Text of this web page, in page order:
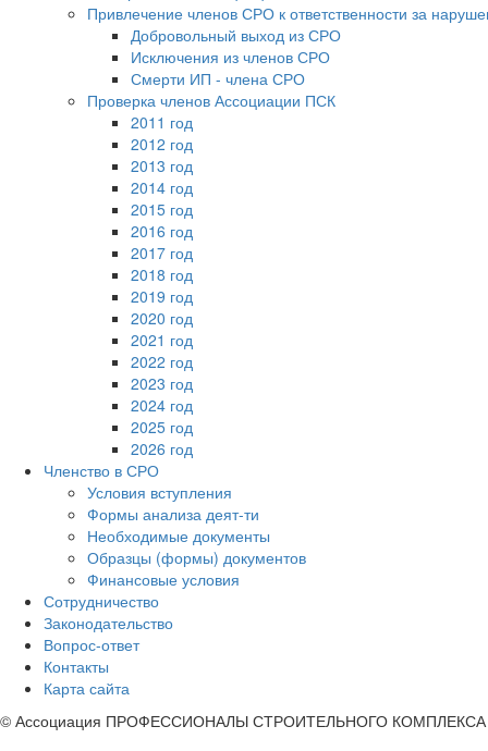
Привлечение членов СРО к ответственности за
Добровольный выход из СРО
Исключения из членов СРО
Смерти ИП - члена СРО
Проверка членов Ассоциации ПСК
2011 год
2012 год
2013 год
2014 год
2015 год
2016 год
2017 год
2018 год
2019 год
2020 год
2021 год
2022 год
2023 год
2024 год
2025 год
2026 год
Членство в СРО
Условия вступления
Формы анализа деят-ти
Необходимые документы
Образцы (формы) документов
Финансовые условия
Сотрудничество
Законодательство
Вопрос-ответ
Контакты
Карта сайта
© Ассоциация ПРОФЕССИОНАЛЫ СТРОИТЕЛЬНОГО КОМПЛЕКСА